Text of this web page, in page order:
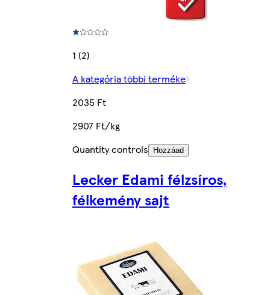
1 (2)
A kategória többi terméke
2035 Ft
2907 Ft/kg
Quantity controls
Hozzáad
Lecker Edami félzsíros,
félkemény sajt